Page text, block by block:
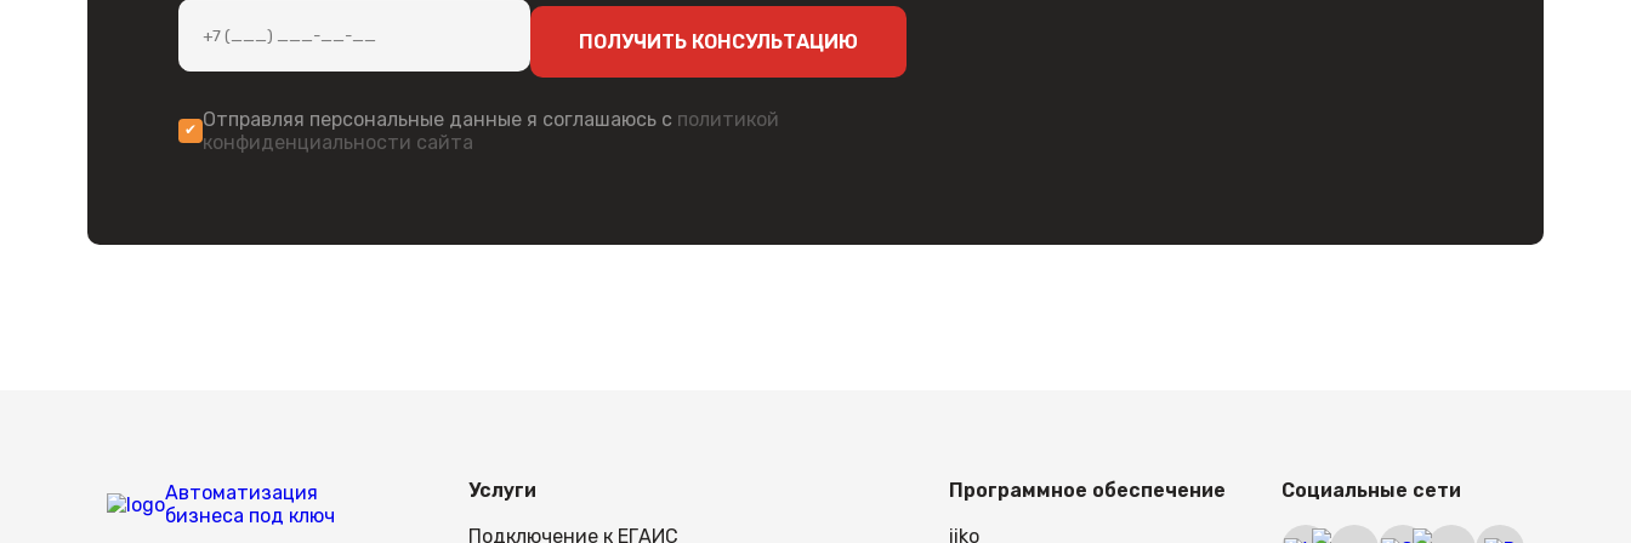
Оформить заказ
Купить ТСД MovFast S45 GRIP можно на официальном сайте MERTECH. При оформлении заказа на сайте доступны низкие цены
от производителя. Для оптовых покупателей действует выгодная система скидок. Оставьте заявку, чтобы заказать терминал с
пистолетной рукоятью.
ПОЛУЧИТЬ КОНСУЛЬТАЦИЮ
Отправляя персональные данные я соглашаюсь с политикой
конфиденциальности сайта
Автоматизация
бизнеса под ключ
Услуги
Подключение к ЕГАИС
Программное обеспечение
iiko
Социальные сети